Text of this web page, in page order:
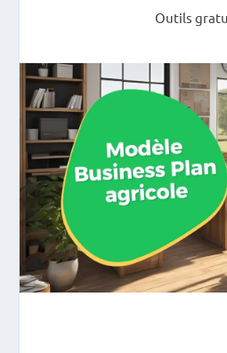
Outils